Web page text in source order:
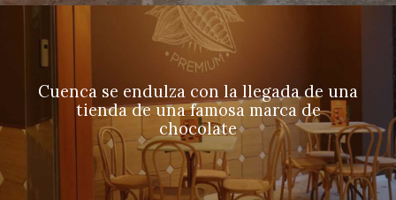
Cuenca se endulza con la llegada de una
tienda de una famosa marca de
chocolate